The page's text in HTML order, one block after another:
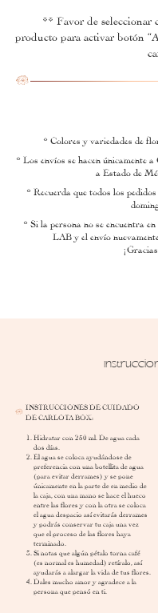
** Favor de seleccionar
producto para activar botón
* Colores y variedades de
* Los envíos se hacen únicamente
a Estado de
* Recuerda que todos los
* Si la persona no se encuentra
LAB y el envío
INSTRUCCIONES DE CUIDADO
DE CARLOTA BOX:
Hidratar con 250 ml. De agua cada
dos días.
El agua se coloca ayudándose de
preferencia con una botellita de agua
(para evitar derrames) y se pone
únicamente en la parte de en medio de
la caja, con una mano se hace el hueco
entre las flores y con la otra se coloca
el agua despacio así evitarás derrames
y podrás conservar tu caja una vez
que el proceso de las flores haya
terminado.
Si notas que algún pétalo torna café
(es normal es humedad) retíralo, así
ayudarás a alargar la vida de tus flores.
Dales mucho amor y agradece a la
persona que pensó en ti.